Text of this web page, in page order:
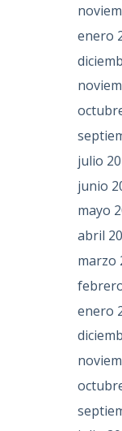
enero
julio
junio
mayo
abril
marzo
enero